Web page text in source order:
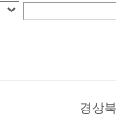
경상